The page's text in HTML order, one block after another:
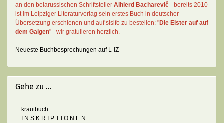
an den belarussischen Schriftsteller Alhierd Bacharevič - bereits 2010
ist im Leipziger Literaturverlag sein erstes Buch in deutscher
Übersetzung erschienen und auf sisifo zu bestellen: "Die Elster auf auf
dem Galgen" - wir gratulieren herzlich.
Neueste Buchbesprechungen auf L-IZ
Gehe zu ...
... krautbuch
... I N S K R I P T I O N E N